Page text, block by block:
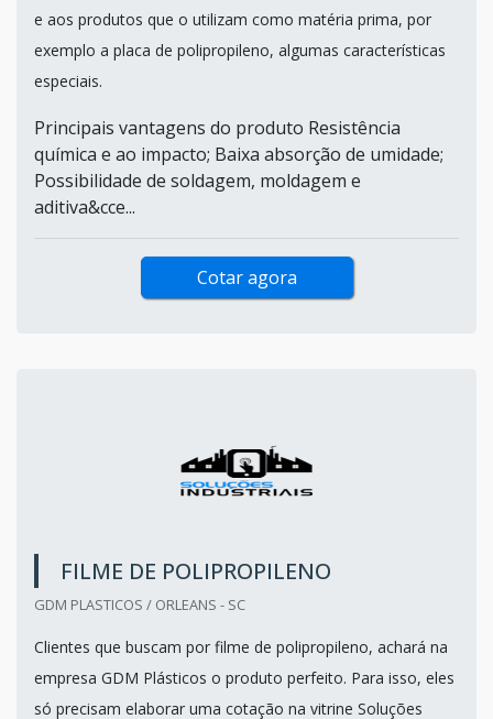
e aos produtos que o utilizam como matéria prima, por
exemplo a placa de polipropileno, algumas características
especiais.
Principais vantagens do produto Resistência
química e ao impacto; Baixa absorção de umidade;
Possibilidade de soldagem, moldagem e
aditiva&cce...
Cotar agora
FILME DE POLIPROPILENO
GDM PLASTICOS / ORLEANS - SC
Clientes que buscam por filme de polipropileno, achará na
empresa GDM Plásticos o produto perfeito. Para isso, eles
só precisam elaborar uma cotação na vitrine Soluções